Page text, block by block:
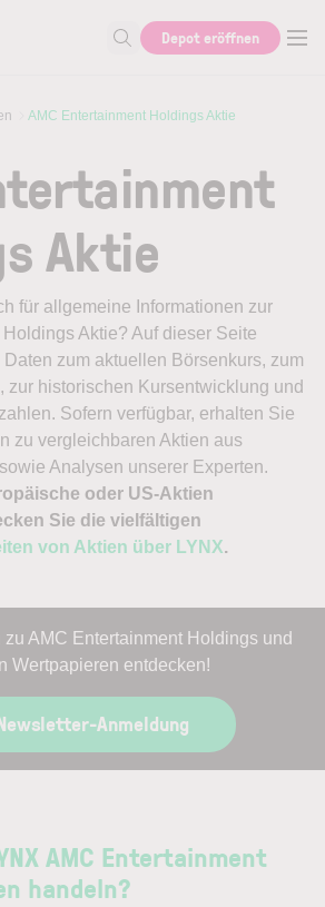
Suche nach Aktie, Autor...
Depot eröffnen
AMC Entertainment Holdings Aktie
Aktie
für allgemeine Informationen zur
Aktie? Auf dieser Seite
zum aktuellen Börsenkurs, zum
zur historischen Kursentwicklung und
Sofern verfügbar, erhalten Sie
zu vergleichbaren Aktien aus
Analysen unserer Experten.
oder US-Aktien
Sie die vielfältigen
von Aktien über LYNX.
AMC Entertainment Holdings und
Wertpapieren entdecken!
Anmeldung
AMC Entertainment
handeln?